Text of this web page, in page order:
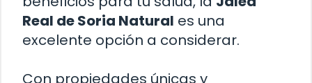
Real de Soria Natural es una
excelente opción a considerar.
Con propiedades únicas y